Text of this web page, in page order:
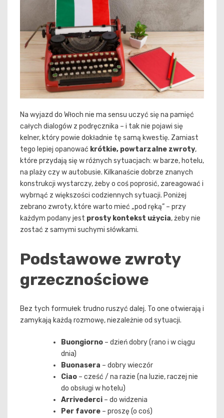
Na wyjazd do Włoch nie ma sensu uczyć się na pamięć
całych dialogów z podręcznika – i tak nie pojawi się
kelner, który powie dokładnie tę samą kwestię. Zamiast
tego lepiej opanować krótkie, powtarzalne zwroty,
które przydają się w różnych sytuacjach: w barze, hotelu,
na plaży czy w autobusie. Kilkanaście dobrze znanych
konstrukcji wystarczy, żeby o coś poprosić, zareagować i
wybrnąć z większości codziennych sytuacji. Poniżej
zebrano zwroty, które warto mieć „pod ręką” – przy
każdym podany jest prosty kontekst użycia, żeby nie
zostać z samymi suchymi słówkami.
Podstawowe zwroty
grzecznościowe
Bez tych formułek trudno ruszyć dalej. To one otwierają i
zamykają każdą rozmowę, niezależnie od sytuacji.
Buongiorno – dzień dobry (rano i w ciągu
dnia)
Buonasera – dobry wieczór
Ciao – cześć / na razie (na luzie, raczej nie
do obsługi w hotelu)
Arrivederci – do widzenia
Per favore – proszę (o coś)